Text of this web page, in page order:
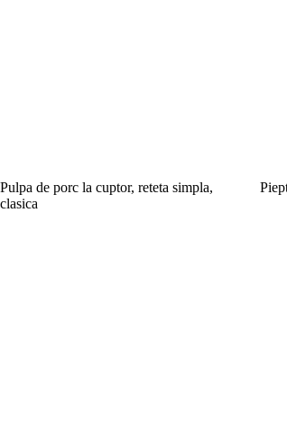
Pulpa de porc la cuptor, reteta simpla,
clasica